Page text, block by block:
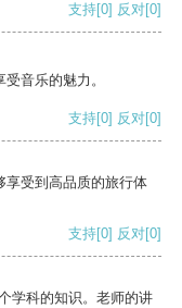
支持[0] 反对[0]
音乐的魅力。
支持[0] 反对[0]
享受到高品质的旅行体
支持[0] 反对[0]
学科的知识。老师的讲